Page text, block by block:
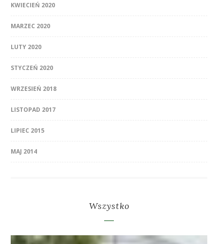
KWIECIEŃ 2020
MARZEC 2020
LUTY 2020
STYCZEŃ 2020
WRZESIEŃ 2018
LISTOPAD 2017
LIPIEC 2015
MAJ 2014
Wszystko